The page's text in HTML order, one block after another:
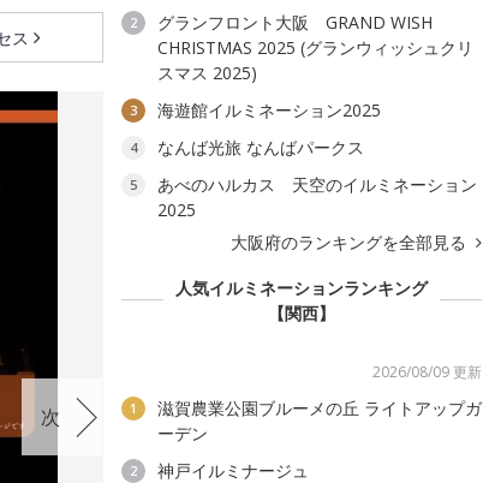
ス
次
2
グランフロント大阪 GRAND WISH
CHRISTMAS 2025 (グランウィッシュクリ
スマス 2025)
3 海遊館イルミネーション2025
4 なんば光旅 なんばパークス
5
あべのハルカス 天空のイルミネーション
2025
大阪府のランキングを全部見る
人気イルミネーションランキング
【関西】
2026/08/09 更新
1
滋賀農業公園ブルーメの丘 ライトアップガ
ーデン
2 神戸イルミナージュ